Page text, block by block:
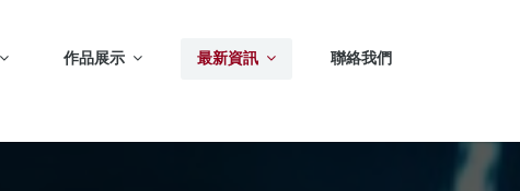
作品展示 最新資訊 聯絡我們